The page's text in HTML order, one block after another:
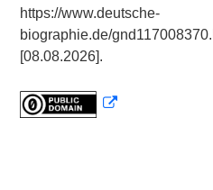
https://www.deutsche-
biographie.de/
[08.08.2026].